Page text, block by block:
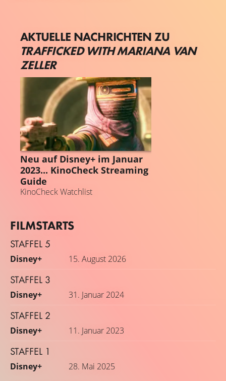
AKTUELLE NACHRICHTEN ZU
TRAFFICKED WITH MARIANA VAN
ZELLER
STREAMING GUIDE
Neu auf Disney+ im Januar
2023... KinoCheck Streaming
Guide
KinoCheck Watchlist
FILMSTARTS
STAFFEL 5
Disney+ 15. August 2026
STAFFEL 3
Disney+ 31. Januar 2024
STAFFEL 2
Disney+ 11. Januar 2023
STAFFEL 1
Disney+ 28. Mai 2025